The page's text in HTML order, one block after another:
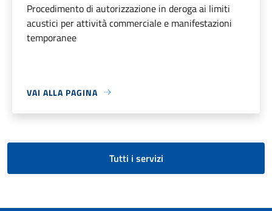
Procedimento di autorizzazione in deroga ai limiti
acustici per attività commerciale e manifestazioni
temporanee
VAI ALLA PAGINA
Tutti i servizi